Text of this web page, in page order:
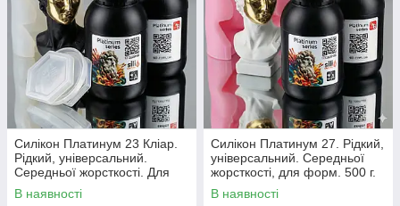
Силікон Платинум 23 Кліар.
Рідкий, універсальний.
Середньої жорсткості. Для
форм. 1 кг
В наявності
Силікон Платинум 27. Рідкий,
універсальний. Середньої
жорсткості, для форм. 500 г.
Молочний
В наявності